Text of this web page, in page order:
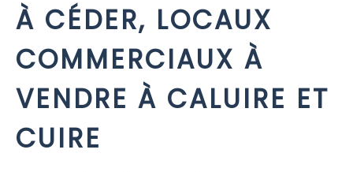
À CÉDER, LOCAUX
COMMERCIAUX À
VENDRE À CALUIRE ET
CUIRE